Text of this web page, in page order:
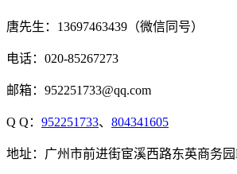
唐先生：13697463439（微信同号）
电话：020-85267273
邮箱：952251733@qq.com
Q Q： 952251733、 804341605
地址：广州市前进街宦溪西路东英商务园